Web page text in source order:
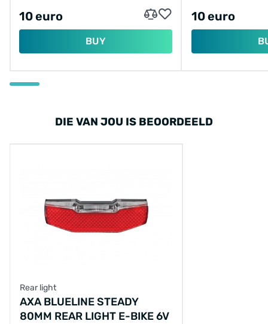
10 euro
BUY
10 euro
DIE VAN JOU IS BEOORDEELD
Rear light
AXA BLUELINE STEADY
80MM REAR LIGHT E-BIKE 6V